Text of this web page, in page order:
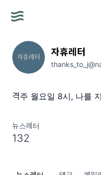
자휴레터
격주 월요일 8시, 나를
뉴스레터
132